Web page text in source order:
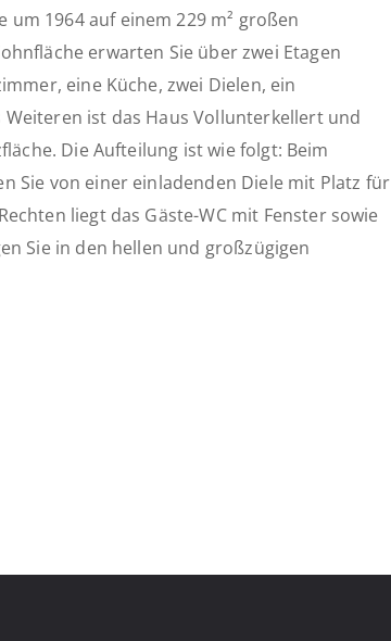
1964 auf einem 229 m² großen
erwarten Sie über zwei Etagen
eine Küche, zwei Dielen, ein
Weiteren ist das Haus Vollunterkellert und
Die Aufteilung ist wie folgt: Beim
Sie von einer einladenden Diele mit Platz für
liegt das Gäste-WC mit Fenster sowie
Sie in den hellen und großzügigen